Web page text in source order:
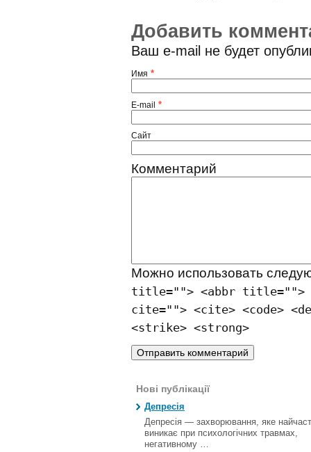
Добавить
Ваш e-mail не будет
Имя *
E-mail *
Сайт
Комментарий
Можно использовать
title=""> <abbr title="">
cite=""> <cite> <code>
<strike> <strong>
Нові публікації
Депресія
Депресія — захворювання, яке
виникає при психологічних травмах,
негативному …